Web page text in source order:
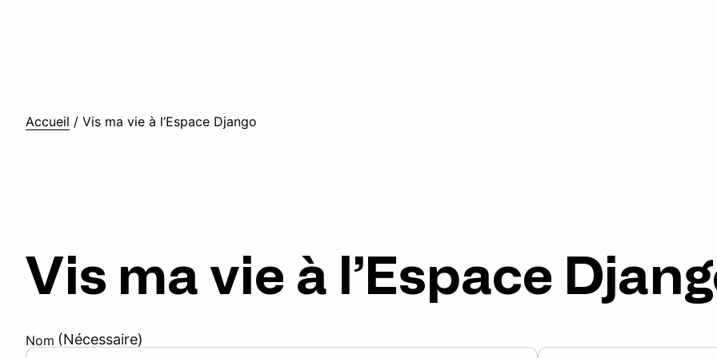
Accueil / Vis ma vie à l’Espace Django
Vis ma vie à l’Espace
Nom (Nécessaire)